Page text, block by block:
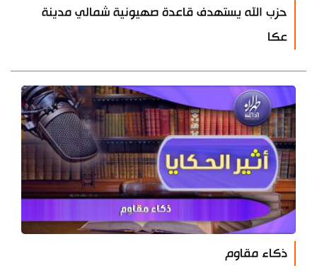
حزب الله يستهدف قاعدة صهيونية شمالي مدينة
عكا
ذكاء مقاوم